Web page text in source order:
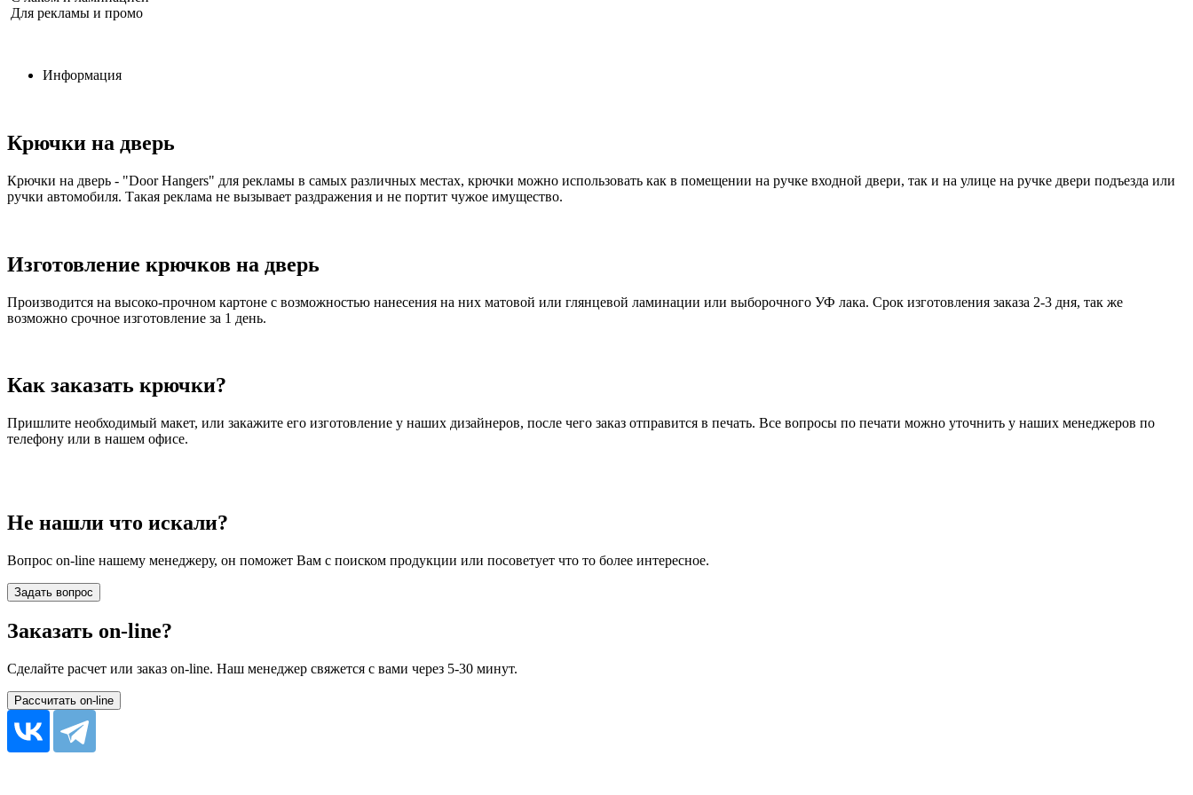
Для рекламы и промо
Информация
Крючки на дверь
Крючки на дверь - "Door Hangers" для рекламы в самых различных местах, крючки можно использовать как в помещении на ручке входной двери, так и на улице на ручке двери подъезда или
ручки автомобиля. Такая реклама не вызывает раздражения и не портит чужое имущество.
Изготовление крючков на дверь
Производится на высоко-прочном картоне с возможностью нанесения на них матовой или глянцевой ламинации или выборочного УФ лака. Срок изготовления заказа 2-3 дня, так же
возможно срочное изготовление за 1 день.
Как заказать крючки?
Пришлите необходимый макет, или закажите его изготовление у наших дизайнеров, после чего заказ отправится в печать. Все вопросы по печати можно уточнить у наших менеджеров по
телефону или в нашем офисе.
Не нашли что искали?
Вопрос on-line нашему менеджеру, он поможет Вам с поиском продукции или посоветует что то более интересное.
Заказать on-line?
Сделайте расчет или заказ on-line. Наш менеджер свяжется с вами через 5-30 минут.